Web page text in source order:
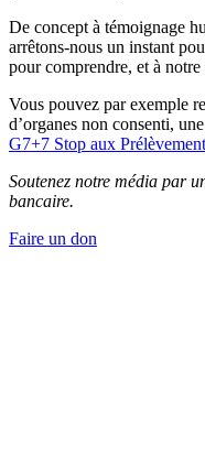
De concept à témoignage
arrêtons-nous un instant
pour comprendre, et à
Vous pouvez par exemple
d’organes non consenti,
G7+7 Stop aux
Soutenez notre média par
bancaire.
Faire un don